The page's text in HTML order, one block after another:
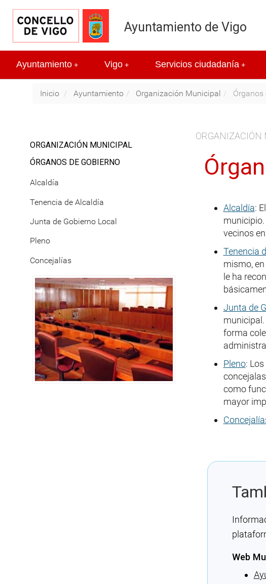
Ayuntamiento de Vigo
+
Ayuntamiento +
Vigo +
Servicios ciudadanía
Inicio Ayuntamiento Organización Municipal Órganos
ORGANIZACIÓN
Alcaldía:
vecinos
Tenencia
mismo,
le ha
Junta de
forma
Pleno:
como
mayor
Web
ORGANIZACIÓN MUNICIPAL
ÓRGANOS DE GOBIERNO
Alcaldía
Tenencia de Alcaldía
Junta de Gobierno Local
Pleno
Concejalías